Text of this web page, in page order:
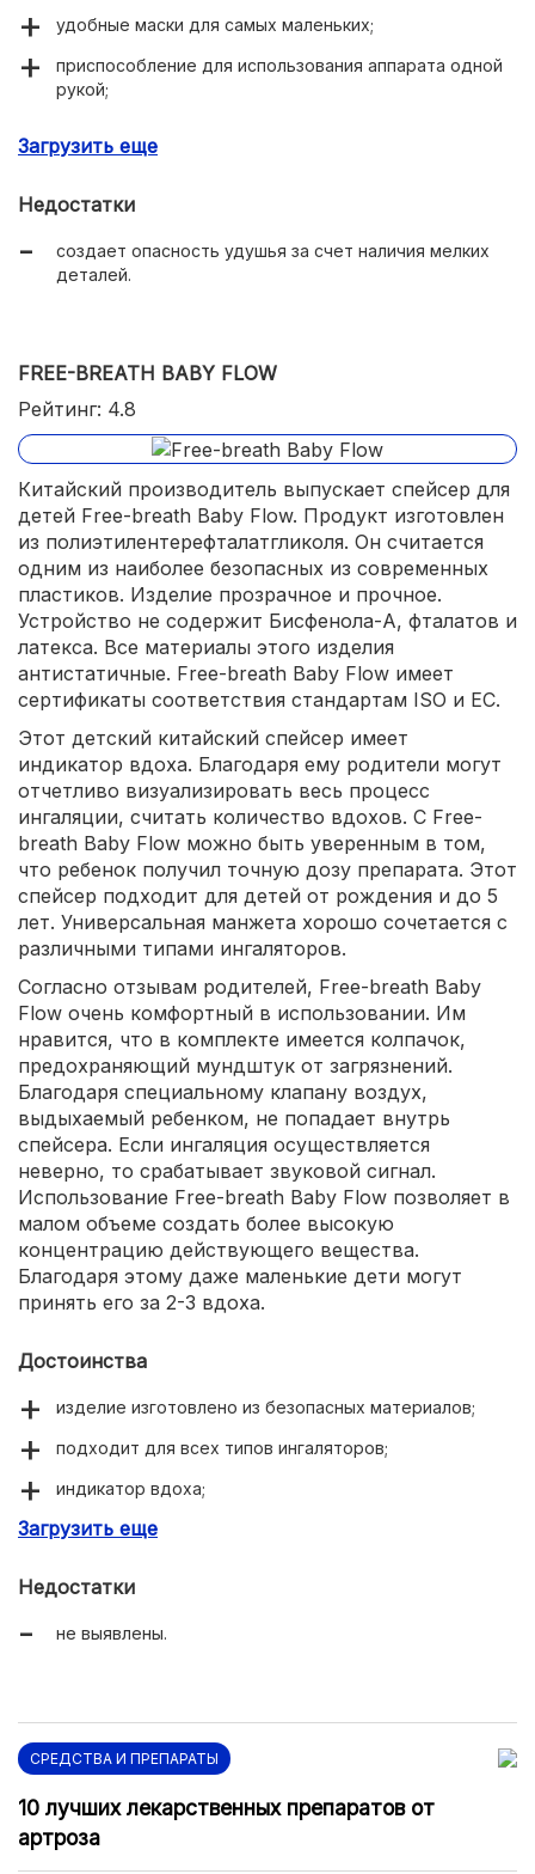
удобные маски для самых маленьких;
приспособление для использования аппарата одной
рукой;
Загрузить еще
Недостатки
создает опасность удушья за счет наличия мелких
деталей.
FREE-BREATH BABY FLOW
Рейтинг: 4.8
Китайский производитель выпускает спейсер для
детей Free-breath Baby Flow. Продукт изготовлен
из полиэтилентерефталатгликоля. Он считается
одним из наиболее безопасных из современных
пластиков. Изделие прозрачное и прочное.
Устройство не содержит Бисфенола-А, фталатов и
латекса. Все материалы этого изделия
антистатичные. Free-breath Baby Flow имеет
сертификаты соответствия стандартам ISO и ЕС.
Этот детский китайский спейсер имеет
индикатор вдоха. Благодаря ему родители могут
отчетливо визуализировать весь процесс
ингаляции, считать количество вдохов. С Free-
breath Baby Flow можно быть уверенным в том,
что ребенок получил точную дозу препарата. Этот
спейсер подходит для детей от рождения и до 5
лет. Универсальная манжета хорошо сочетается с
различными типами ингаляторов.
Согласно отзывам родителей, Free-breath Baby
Flow очень комфортный в использовании. Им
нравится, что в комплекте имеется колпачок,
предохраняющий мундштук от загрязнений.
Благодаря специальному клапану воздух,
выдыхаемый ребенком, не попадает внутрь
спейсера. Если ингаляция осуществляется
неверно, то срабатывает звуковой сигнал.
Использование Free-breath Baby Flow позволяет в
малом объеме создать более высокую
концентрацию действующего вещества.
Благодаря этому даже маленькие дети могут
принять его за 2-3 вдоха.
Достоинства
изделие изготовлено из безопасных материалов;
подходит для всех типов ингаляторов;
индикатор вдоха;
колпачок, защищающий мундштук от загрязнения;
Загрузить еще
Недостатки
не выявлены.
СРЕДСТВА И ПРЕПАРАТЫ
10 лучших лекарственных препаратов от
артроза